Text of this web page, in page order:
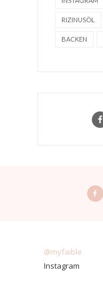
RIZINUSÖL
BACKEN
@myfaible
Instagram